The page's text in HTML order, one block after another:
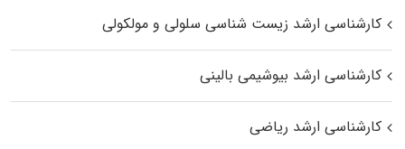
کارشناسی ارشد زیست شناسی سلولی و مولکولی
کارشناسی ارشد بیوشیمی بالینی
کارشناسی ارشد ریاضی